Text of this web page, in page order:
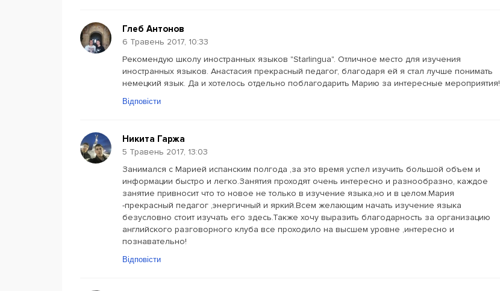
Глеб Антонов
6 Травень 2017, 10:33
Рекомендую школу иностранных языков "Starlingua". Отличное место для изучения
иностранных языков. Анастасия прекрасный педагог, благодаря ей я стал лучше понимать
немецкий язык. Да и хотелось отдельно поблагодарить Марию за интересные мероприятия!
Відповісти
Никита Гаржа
5 Травень 2017, 13:03
Занимался с Марией испанским полгода ,за это время успел изучить большой объем и
информации быстро и легко.Занятия проходят очень интересно и разнообразно, каждое
занятие привносит что то новое не только в изучение языка,но и в целом.Мария
-прекрасный педагог ,энергичный и яркий.Всем желающим начать изучение языка
безусловно стоит изучать его здесь.Также хочу выразить благодарность за организацию
английского разговорного клуба все проходило на высшем уровне ,интересно и
познавательно!
Відповісти